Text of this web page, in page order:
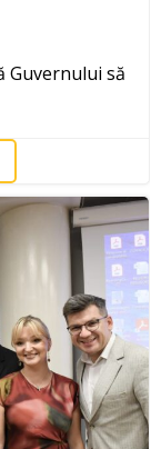
Guvernului să